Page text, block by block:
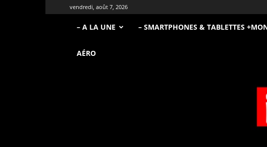
vendredi, août 7, 2026
– A LA UNE – SMARTPHONES & TABLETTES
AÉRO